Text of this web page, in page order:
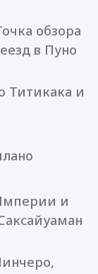
обзора
в Пуно
Титикака и
и